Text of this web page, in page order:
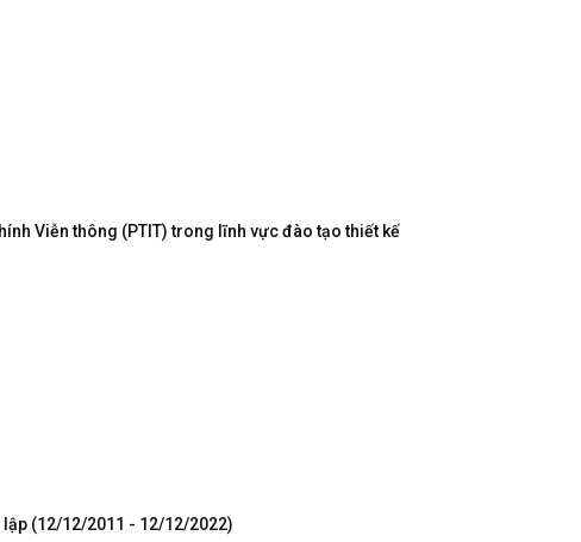
Viễn thông (PTIT) trong lĩnh vực đào tạo thiết kế
(12/12/2011 - 12/12/2022)